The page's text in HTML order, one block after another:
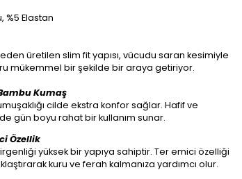
%5 Elastan
üretilen slim fit yapısı, vücudu saran kesimiyle
mükemmel bir şekilde bir araya getiriyor.
Kumaş
cilde ekstra konfor sağlar. Hafif ve
gün boyu rahat bir kullanım sunar.
Özellik
yüksek bir yapıya sahiptir. Ter emici özelliği
kuru ve ferah kalmanıza yardımcı olur.